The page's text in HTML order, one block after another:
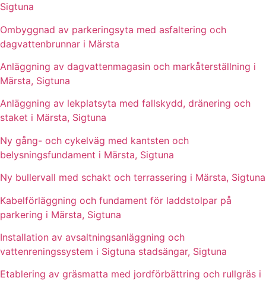
Sigtuna
Ombyggnad av parkeringsyta med asfaltering och
dagvattenbrunnar i Märsta
Anläggning av dagvattenmagasin och markåterställning i
Märsta, Sigtuna
Anläggning av lekplatsyta med fallskydd, dränering och
staket i Märsta, Sigtuna
Ny gång- och cykelväg med kantsten och
belysningsfundament i Märsta, Sigtuna
Ny bullervall med schakt och terrassering i Märsta, Sigtuna
Kabelförläggning och fundament för laddstolpar på
parkering i Märsta, Sigtuna
Installation av avsaltningsanläggning och
vattenreningssystem i Sigtuna stadsängar, Sigtuna
Etablering av gräsmatta med jordförbättring och rullgräs i